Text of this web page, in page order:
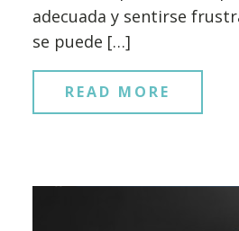
adecuada y sentirse
se puede […]
READ MORE